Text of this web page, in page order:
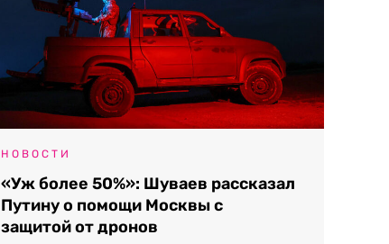
НОВОСТИ
«Уж более 50%»: Шуваев рассказал
Путину о помощи Москвы с
защитой от дронов